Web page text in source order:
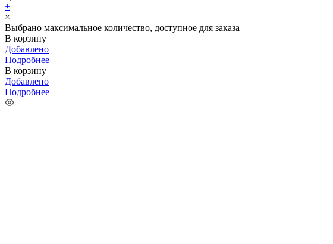
+
×
Выбрано максимальное количество, доступное для заказа
В корзину
Добавлено
Подробнее
В корзину
Добавлено
Подробнее